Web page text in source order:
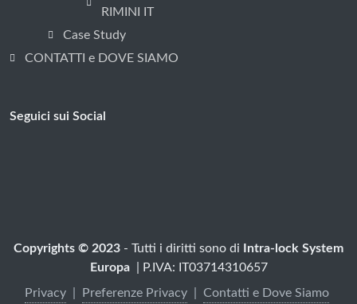
RIMINI IT
Case Study
CONTATTI e DOVE SIAMO
Seguici sui Social
Copyrights © 2023 - Tutti i diritti sono di
Intra-lock System
Europa
| P.IVA: IT03714310657
Privacy
Preferenze Privacy Contatti e Dove Siamo